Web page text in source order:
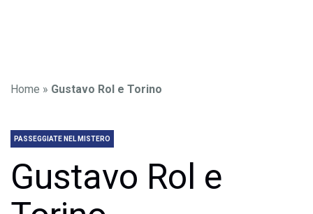
Home » Gustavo Rol e Torino
PASSEGGIATE NEL MISTERO
Gustavo Rol e